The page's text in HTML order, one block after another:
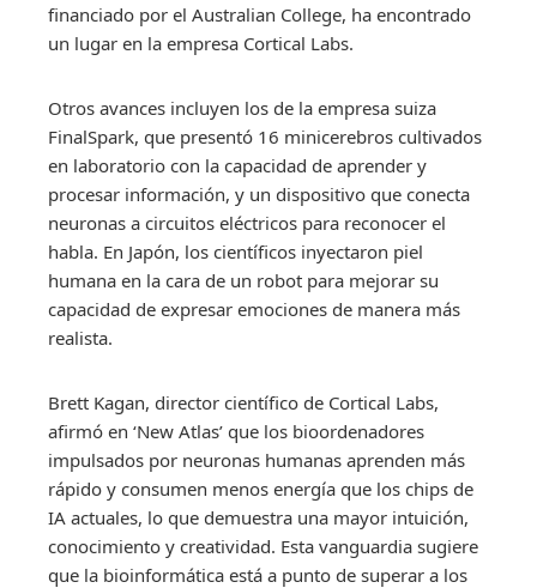
financiado por el Australian College, ha encontrado
un lugar en la empresa Cortical Labs.
Otros avances incluyen los de la empresa suiza
FinalSpark, que presentó 16 minicerebros cultivados
en laboratorio con la capacidad de aprender y
procesar información, y un dispositivo que conecta
neuronas a circuitos eléctricos para reconocer el
habla. En Japón, los científicos inyectaron piel
humana en la cara de un robot para mejorar su
capacidad de expresar emociones de manera más
realista.
Brett Kagan, director científico de Cortical Labs,
afirmó en ‘New Atlas’ que los bioordenadores
impulsados ​​por neuronas humanas aprenden más
rápido y consumen menos energía que los chips de
IA actuales, lo que demuestra una mayor intuición,
conocimiento y creatividad. Esta vanguardia sugiere
que la bioinformática está a punto de superar a los